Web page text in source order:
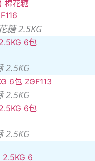
糖 2.5KG
2.5KG
2.5KG
2.5KG